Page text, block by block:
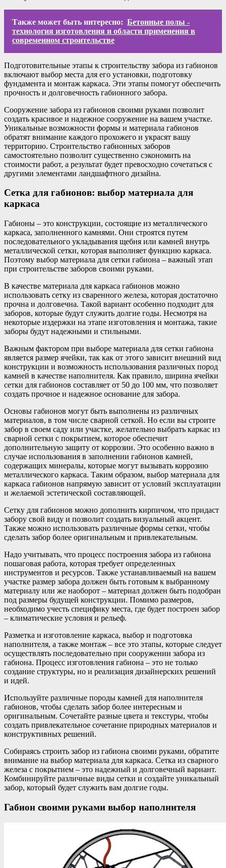
Также может быть интересно: Бетонные полы -
технология изготовления и области применения в
современном строительстве
Подготовительные этапы к строительству забора из габионов
включают выбор места для его установки, подготовку
фундамента и монтаж каркаса. Эти этапы помогут обеспечить
прочность и долговечность габионного забора.
Сооружение забора из габионов своими руками позволит
создать красивое и надежное сооружение на вашем участке.
Уникальные возможности формы и материала габионов
обратят внимание каждого прохожего и украсят вашу
территорию. Строительство габионных заборов
самостоятельно позволит существенно сэкономить на
стоимости работ, а результат будет превосходно сочетаться с
другими элементами ландшафтного дизайна.
Сетка для габионов: выбор материала для
каркаса
Габионы – это конструкции, состоящие из металлического
каркаса, заполненного камнями. Они строятся путем
последовательного укладывания щебня или камней внутрь
металлической сетки, которая выполняет функцию каркаса.
Поэтому выбор материала для сетки габиона – важный этап
при строительстве заборов своими руками.
В качестве материала для каркаса габионов можно
использовать сетку из сваренного железа, которая достаточно
прочна и долговечна. Такой вариант особенно подходит для
заборов, которые будут служить долгие годы. Несмотря на
некоторые издержки на этапе изготовления и монтажа, такие
заборы будут надежными и стильными.
Важным фактором при выборе материала для сетки габиона
является размер ячейки, так как от этого зависит внешний вид
конструкции и возможность использования различных пород
камней в качестве наполнителя. Как правило, ширина ячейки
сетки для габионов составляет от 50 до 100 мм, что позволяет
создать прочное и надежное основание для забора.
Основы габионов могут быть выполнены из различных
материалов, в том числе сварной сеткой. Но если вы строите
забор в своем саду или участке, желательно выбрать каркас из
сварной сетки с покрытием, которое обеспечит
дополнительную защиту от коррозии. Это особенно важно в
случае использования в заполнении габионов камней,
содержащих минералы, которые могут вызывать коррозию
металлического каркаса. Таким образом, выбор материала для
каркаса габионов напрямую зависит от условий эксплуатации
и желаемой эстетической составляющей.
Сетку для габионов можно дополнить кирпичом, что придаст
забору свой виду и позволит создать визуальный акцент.
Также можно использовать различные формы сетки, чтобы
сделать забор более оригинальным и привлекательным.
Надо учитывать, что процесс построения забора из габиона
пошаговая работа, которая требует определенных
инструментов и ресурсов. Также устанавливаемый на вашем
участке размер забора должен быть готовым к выбранному
материалу или же наоборот – материал должен быть подобран
под размеры будущей конструкции. Помимо размеров,
необходимо учесть специфику места, где будет построен забор
– климатические условия и рельеф.
Разметка и изготовление каркаса, выбор и подготовка
наполнителя, а также монтаж – все это этапы, которые следует
осуществлять последовательно при сооружении забора из
габиона. Процесс изготовления габиона – это не только
создание структуры, но и реализация дизайнерских решений
и идей.
Используйте различные породы камней для наполнителя
габионов, чтобы сделать забор более интересным и
оригинальным. Сочетайте разные цвета и текстуры, чтобы
создать привлекательное сочетание природных материалов и
конструктивных решений.
Собираясь строить забор из габиона своими руками, обратите
внимание на выбор материала для каркаса. Сетка из сварного
железа с покрытием – это надежный и долговечный вариант.
Комбинируйте различные виды сетки и создайте уникальный
забор, который будет служить вам долгие годы.
Габион своими руками выбор наполнителя